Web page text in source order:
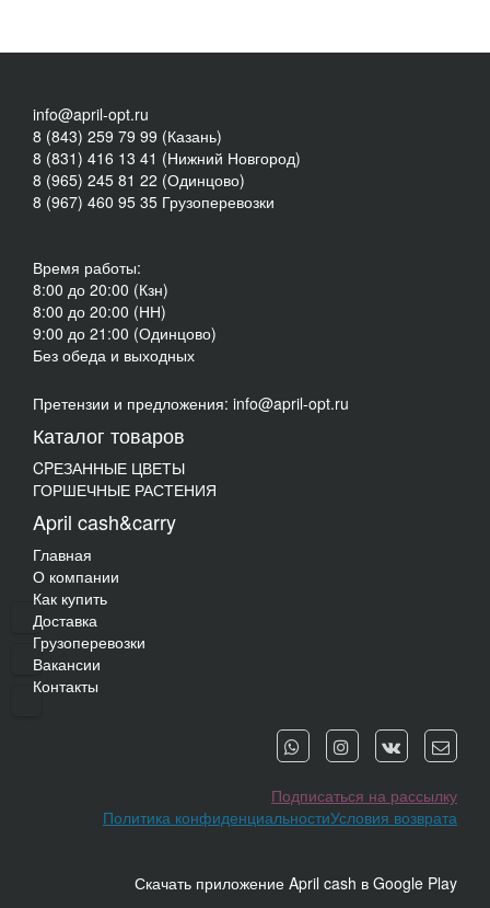
info@april-opt.ru
8 (843) 259 79 99 (Казань)
8 (831) 416 13 41 (Нижний Новгород)
8 (965) 245 81 22 (Одинцово)
8 (967) 460 95 35 Грузоперевозки
Время работы:
8:00 до 20:00 (Кзн)
8:00 до 20:00 (НН)
9:00 до 21:00 (Одинцово)
Без обеда и выходных
Претензии и предложения: info@april-opt.ru
Каталог товаров
CPЕЗАННЫЕ ЦВЕТЫ
ГОРШЕЧНЫЕ РАСТЕНИЯ
April cash&carry
Главная
О компании
Как купить
Доставка
Грузоперевозки
Вакансии
Контакты
Подписаться на рассылку
Условия возврата
Политика конфиденциальности
Скачать приложение April cash в Google Play